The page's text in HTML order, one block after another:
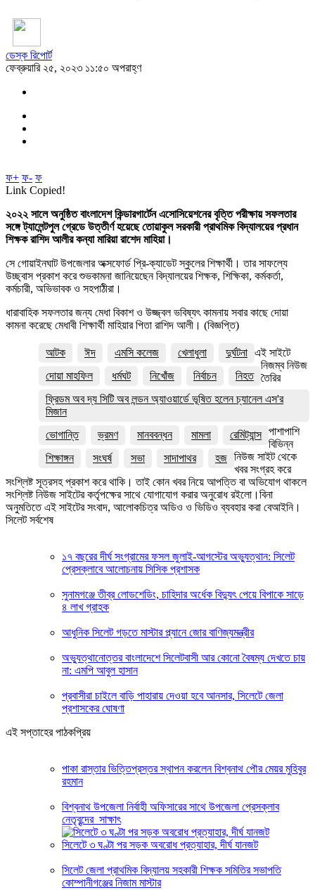
ডেস্ক রিপোর্ট
ফেব্রুয়ারি ২৫, ২০২৩ ১১:৫০ অপরাহ্ণ
ফ+ ফ- ফ
Link Copied!
২০২২ সালে অনুষ্ঠিত বাংলাদেশ কিন্ডারগার্টেন এসোসিয়েশনের বৃত্তি পরীক্ষায় সফলতার
সঙ্গে ট্যালেন্টপুল গ্রেডে উত্তীর্ণ হয়েছে তোয়াকুল সরকারী প্রাথমিক বিদ্যালয়ের প্রধান
শিক্ষক রাশিদ আলীর কন্যা মারিয়া রাশেদ মাহিয়া।
সে গোয়াইনঘাট উপজেলার অক্সফোর্ড প্রি-ক্যাডেট স্কুলের শিক্ষার্থী। তার সাফল্যে
উচ্ছ্বাস প্রকাশ করে শুভকামনা জানিয়েছেন বিদ্যালয়ের শিক্ষক, শিক্ষিকা, কর্মকর্তা,
কর্মচারী, অভিভাবক ও সহপাঠীরা।
ধারাবাহিক সফলতার জন্য মেধা বিকাশ ও উজ্জ্বল ভবিষ্যৎ কামনায় সবার কাছে দোয়া
কামনা করেছে মেধাবী শিক্ষার্থী মাহিয়ার পিতা রাশিদ আলী। (বিজ্ঞপ্তি)
আটক ঈদ এমসি কলেজ খেলাধুলা
দুর্ঘটনা
দোয়া মাহফিল
ধর্মঘট নিখোঁজ নির্বাচন
নিহত
ফ্রিডম অব দ্য সিটি অব লন্ডন অ্যাওয়ার্ডে ভূষিত হলেন চ্যানেল এস'র
মিজান
ভোগান্তি
ভ্রমণ মানববন্ধন মামলা
রেমিট্যান্স
শিক্ষাঙ্গন
সংঘর্ষ সভা সাদাপাথর হজ
এই সাইটে
নিজম্ব নিউজ
তৈরির
পাশাপাশি
বিভিন্ন
নিউজ সাইট থেকে
খবর সংগ্রহ করে
সংশ্লিষ্ট সূত্রসহ প্রকাশ করে থাকি। তাই কোন খবর নিয়ে আপত্তি বা অভিযোগ থাকলে
সংশ্লিষ্ট নিউজ সাইটের কর্তৃপক্ষের সাথে যোগাযোগ করার অনুরোধ রইলো।বিনা
অনুমতিতে এই সাইটের সংবাদ, আলোকচিত্র অডিও ও ভিডিও ব্যবহার করা বেআইনি।
সিলেট সর্বশেষ
১৭ বছরের দীর্ঘ সংগ্রামের ফসল জুলাই-আগস্টের অভ্যুত্থান: সিলেট
প্রেসক্লাবে আলোচনায় সিসিক প্রশাসক
সুনামগঞ্জে তীব্র লোডশেডিং, চাহিদার অর্ধেক বিদ্যুৎ পেয়ে বিপাকে সাড়ে
৪ লাখ গ্রাহক
আধুনিক সিলেট গড়তে মাস্টার প্ল্যানে জোর বাণিজ্যমন্ত্রীর
অভ্যুত্থানোত্তর বাংলাদেশে সিলেটবাসী আর কোনো বৈষম্য দেখতে চায়
না: এমপি আবুল হাসান
প্রবাসীরা চাইলে বাড়ি পাহারায় দেওয়া হবে আনসার, সিলেটে জেলা
প্রশাসকের ঘোষণা
এই সপ্তাহের পাঠকপ্রিয়
পাকা রাস্তার ভিত্তিপ্রস্তর স্থাপন করলেন বিশ্বনাথ পৌর মেয়র মুহিবুর
রহমান
বিশ্বনাথ উপজেলা নির্বাহী অফিসারের সাথে উপজেলা প্রেসক্লাব
নেতৃবৃন্দের সাক্ষাৎ
সিলেটে ৩ ঘণ্টা পর সড়ক অবরোধ প্রত্যাহার, দীর্ঘ যানজট
সিলেট জেলা প্রাথমিক বিদ্যালয় সহকারী শিক্ষক সমিতির সভাপতি
কোম্পানীগঞ্জের নিজাম মাস্টার